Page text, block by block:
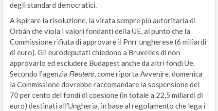
degli standard democratici.
A ispirare la risoluzione, la virata sempre più autoritaria di
Orbán che viola i valori fondanti della UE, al punto che la
Commissione rifiuta di approvare il Pnrr ungherese (6 miliardi
di euro). Gli eurodeputati chiedono a Bruxelles di non
approvarlo ed escludere Budapest anche da altri fondi Ue.
Secondo l’agenzia Reuters, come riporta Avvenire, domenica
la Commissione dovrebbe raccomandare la sospensione del
70 per cento dei fondi di coesione (in totale a 22,5 miliardi di
euro) destinati all’Ungheria, in base al regolamento che lega i